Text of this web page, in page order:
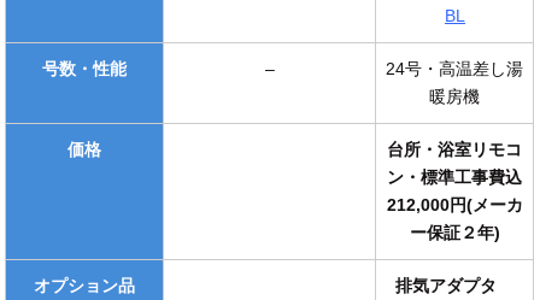
BL
号数・性能 –
24号・高温差し湯
暖房機
価格
台所・浴室リモコ
ン・標準工事費込
212,000円(メーカ
ー保証２年)
オプション品
排気アダプタ